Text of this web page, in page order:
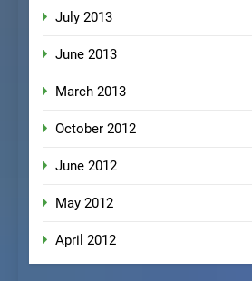
July 2013
June 2013
March 2013
October 2012
June 2012
May 2012
April 2012